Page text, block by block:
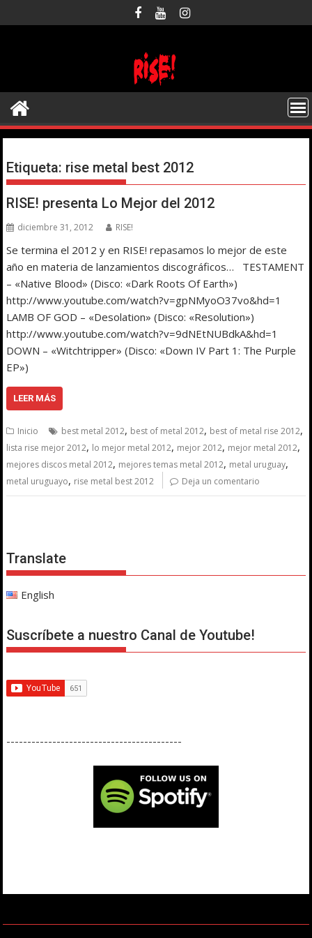
al
Etiqueta: rise metal best 2012
RISE! presenta Lo Mejor del 2012
diciembre 31, 2012 RISE!
Se termina el 2012 y en RISE! repasamos lo mejor de este
año en materia de lanzamientos discográficos… TESTAMENT
– «Native Blood» (Disco: «Dark Roots Of Earth»)
http://www.youtube.com/watch?v=gpNMyoO37vo&hd=1
LAMB OF GOD – «Desolation» (Disco: «Resolution»)
http://www.youtube.com/watch?v=9dNEtNUBdkA&hd=1
DOWN – «Witchtripper» (Disco: «Down IV Part 1: The Purple
EP»)
LEER MÁS
Inicio best metal 2012, best of metal 2012, best of metal rise 2012,
lista rise mejor 2012, lo mejor metal 2012, mejor 2012, mejor metal 2012,
mejores discos metal 2012, mejores temas metal 2012, metal uruguay,
metal uruguayo, rise metal best 2012 Deja un comentario
Translate
English
Suscríbete a nuestro Canal de Youtube!
------------------------------------------